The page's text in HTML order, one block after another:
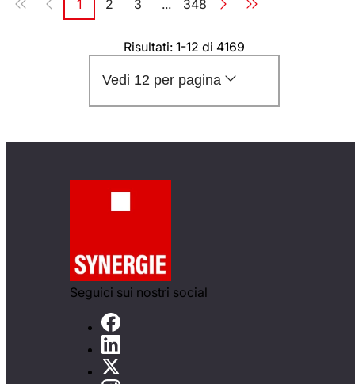
Pagina
1 Pagina
2 Pagina
3 ... Pagina
348
Risultati: 1-12 di 4169
Vedi 12 per pagina
Seguici sui nostri social